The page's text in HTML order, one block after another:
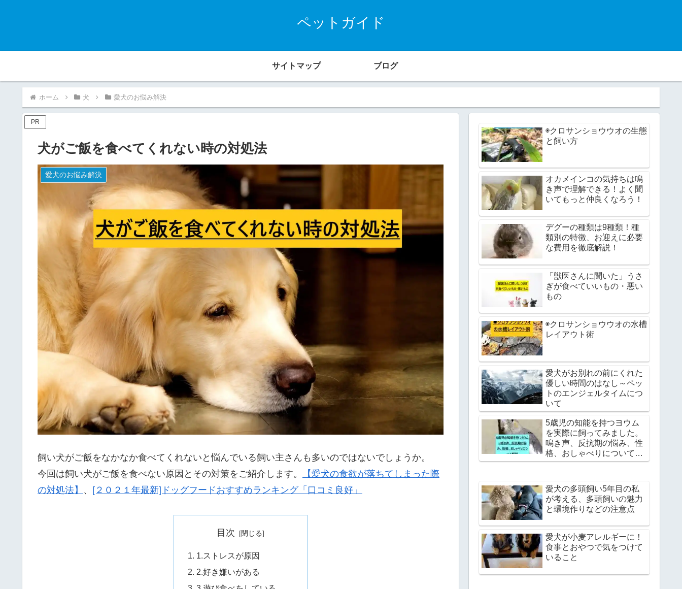
ペットガイド
サイトマップ ブログ
ホーム 犬 愛犬のお悩み解決
PR
犬がご飯を食べてくれない時の対処法
愛犬のお悩み解決
飼い犬がご飯をなかなか食べてくれないと悩んでいる飼い主さんも多いのではないでしょうか。
今回は飼い犬がご飯を食べない原因とその対策をご紹介します。
【愛犬の食欲が落ちてしまった際
の対処法】 、 [２０２１年最新]ドッグフードおすすめランキング「口コミ良好」
目次
1.ストレスが原因
2.好き嫌いがある
◉クロサンショウウオの生態
と飼い方
オカメインコの気持ちは鳴
き声で理解できる！よく聞
いてもっと仲良くなろう！
デグーの種類は9種類！種
類別の特徴、お迎えに必要
な費用を徹底解説！
「獣医さんに聞いた」うさ
ぎが食べていいもの・悪い
もの
◉クロサンショウウオの水槽
レイアウト術
愛犬がお別れの前にくれた
優しい時間のはなし～ペッ
トのエンジェルタイムにつ
いて
5歳児の知能を持つヨウム
を実際に飼ってみました。
鳴き声、反抗期の悩み、性
格、おしゃべりについて解
説
愛犬の多頭飼い5年目の私
が考える、多頭飼いの魅力
と環境作りなどの注意点
愛犬が小麦アレルギーに！
食事とおやつで気をつけて
いること